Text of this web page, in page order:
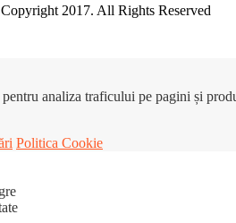
2017. All Rights Reserved
analiza traficului pe pagini și
Politica Cookie